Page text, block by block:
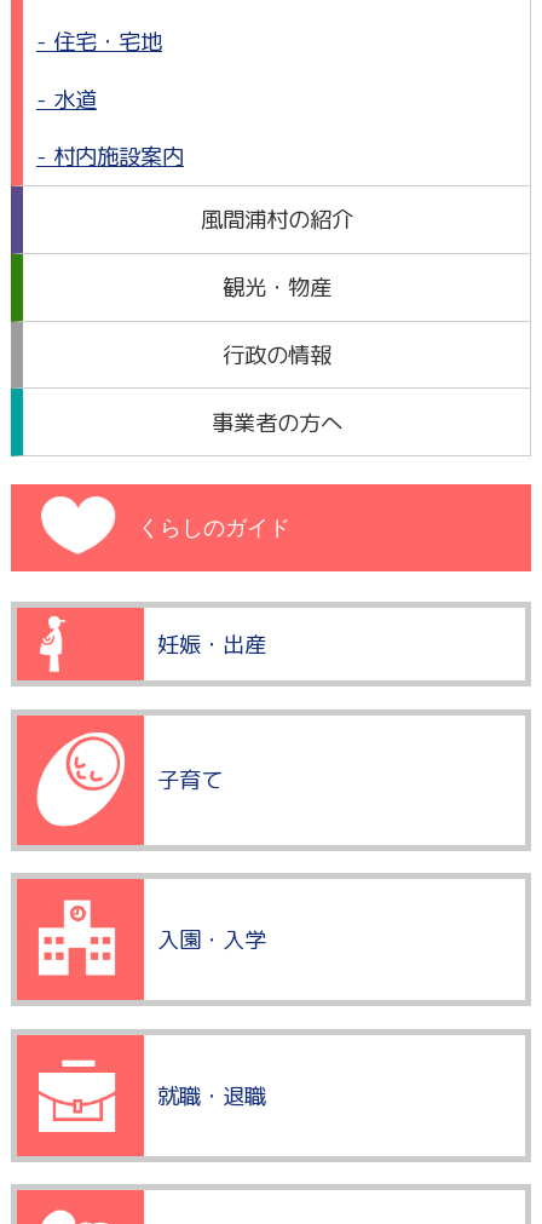
住宅・宅地
水道
村内施設案内
風間浦村の紹介
観光・物産
行政の情報
事業者の方へ
くらしのガイド
妊娠・出産
子育て
入園・入学
就職・退職